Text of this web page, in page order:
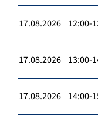
17.08.2026 12:00-
17.08.2026 13:00-
17.08.2026 14:00-